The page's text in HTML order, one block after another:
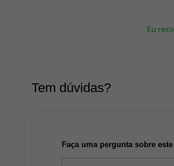
Eu
Tem dúvidas?
Faça uma pergunta sobre